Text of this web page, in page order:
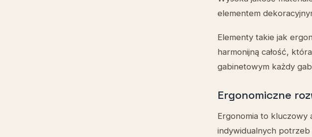
elementem
Elementy takie jak
harmonijną całość,
gabinetowym każdy
Ergonomiczne
Ergonomia to kluczowy
indywidualnych